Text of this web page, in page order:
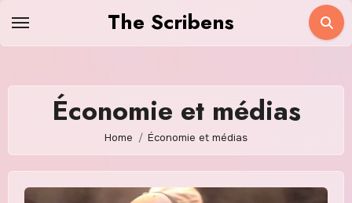
The Scribens
Économie et médias
Home Économie et médias